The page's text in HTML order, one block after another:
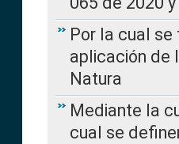
Por la cual
aplicación de
Natura
Mediante la
cual se